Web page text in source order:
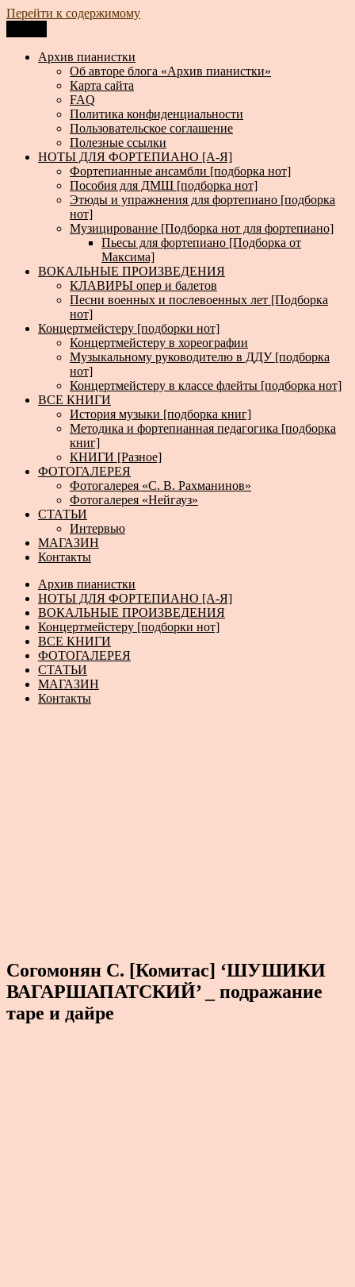
Перейти к содержимому
Архив пианистки
Всё для пианистов: ноты, книги, музыка, статьи…
Архив пианистки
Об авторе блога «Архив пианистки»
Карта сайта
FAQ
Политика конфиденциальности
Пользовательское соглашение
Полезные ссылки
НОТЫ ДЛЯ ФОРТЕПИАНО [А-Я]
Фортепианные ансамбли [подборка нот]
Пособия для ДМШ [подборка нот]
Этюды и упражнения для фортепиано [подборка
нот]
Музицирование [Подборка нот для фортепиано]
Пьесы для фортепиано [Подборка от
Максима]
ВОКАЛЬНЫЕ ПРОИЗВЕДЕНИЯ
КЛАВИРЫ опер и балетов
Песни военных и послевоенных лет [Подборка
нот]
Концертмейстеру [подборки нот]
Концертмейстеру в хореографии
Музыкальному руководителю в ДДУ [подборка
нот]
Концертмейстеру в классе флейты [подборка нот]
ВСЕ КНИГИ
История музыки [подборка книг]
Методика и фортепианная педагогика [подборка
книг]
КНИГИ [Разное]
ФОТОГАЛЕРЕЯ
Фотогалерея «С. В. Рахманинов»
Фотогалерея «Нейгауз»
СТАТЬИ
Интервью
МАГАЗИН
Контакты
Архив пианистки
НОТЫ ДЛЯ ФОРТЕПИАНО [А-Я]
ВОКАЛЬНЫЕ ПРОИЗВЕДЕНИЯ
Концертмейстеру [подборки нот]
ВСЕ КНИГИ
ФОТОГАЛЕРЕЯ
СТАТЬИ
МАГАЗИН
Контакты
Согомонян С. [Комитас] ‘ШУШИКИ
ВАГАРШАПАТСКИЙ’ _ подражание
таре и дайре